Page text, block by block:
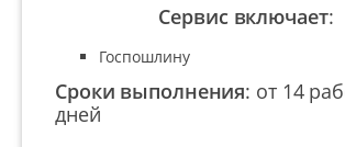
Сервис включает:
Госпошлину
Сроки выполнения: от 14
дней